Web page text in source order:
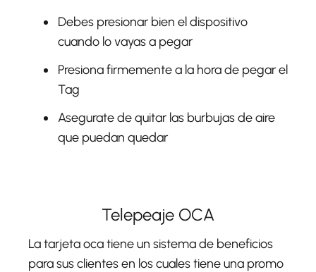
Debes presionar bien el dispositivo
cuando lo vayas a pegar
Presiona firmemente a la hora de pegar el
Tag
Asegurate de quitar las burbujas de aire
que puedan quedar
Telepeaje OCA
La tarjeta oca tiene un sistema de beneficios
para sus clientes en los cuales tiene una promo